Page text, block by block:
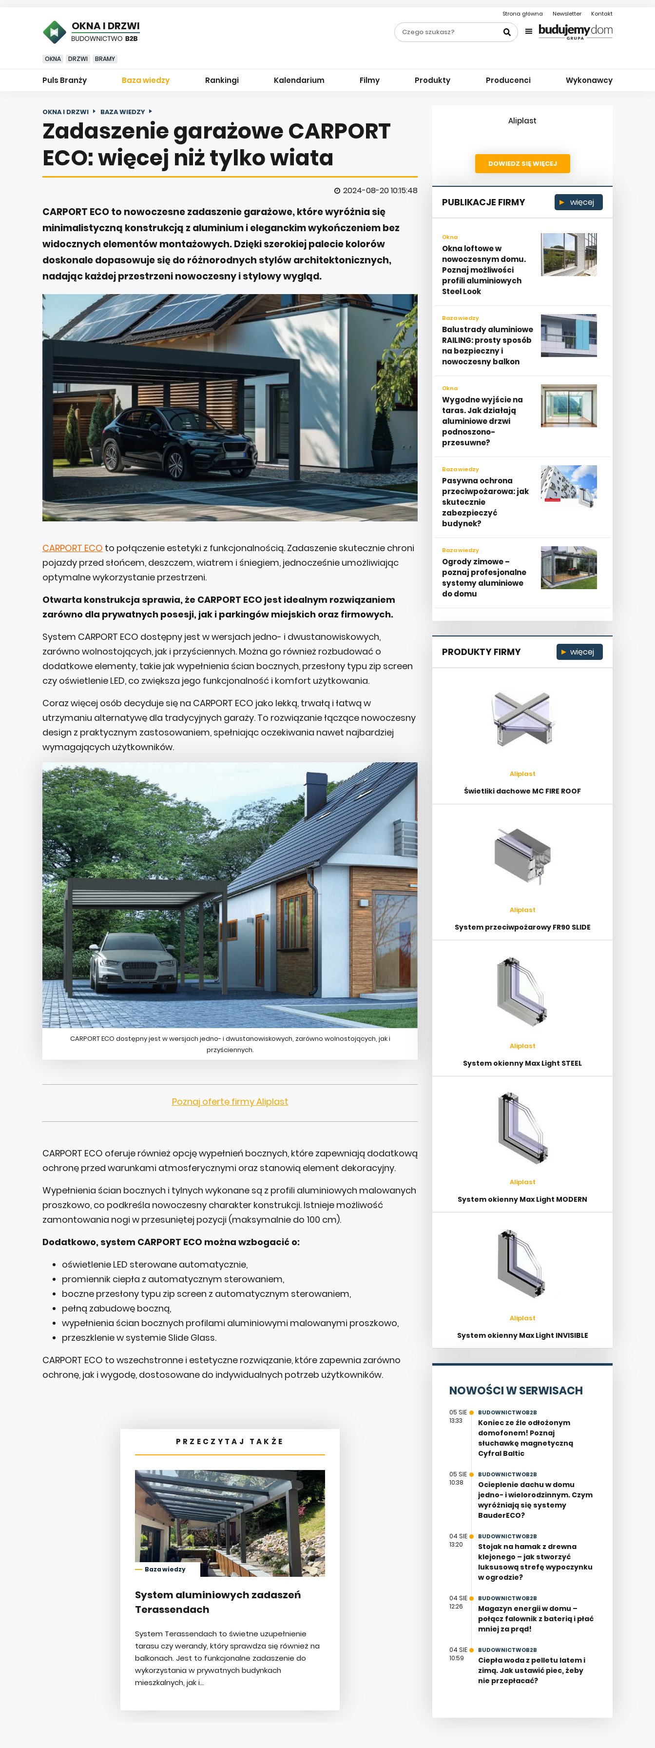
Strona główna Newsletter Kontakt
OKNA I DRZWI
OKNA DRZWI BRAMY
Puls Branży Baza wiedzy Rankingi Kalendarium Filmy Produkty Producenci Wykonawcy
OKNA I DRZWI BAZA WIEDZY
Zadaszenie garażowe CARPORT
ECO: więcej niż tylko wiata
2024-08-20 10:15:48
CARPORT ECO to nowoczesne zadaszenie garażowe, które wyróżnia się
minimalistyczną konstrukcją z aluminium i eleganckim wykończeniem bez
widocznych elementów montażowych. Dzięki szerokiej palecie kolorów
doskonale dopasowuje się do różnorodnych stylów architektonicznych,
nadając każdej przestrzeni nowoczesny i stylowy wygląd.
CARPORT ECO to połączenie estetyki z funkcjonalnością. Zadaszenie skutecznie chroni
pojazdy przed słońcem, deszczem, wiatrem i śniegiem, jednocześnie umożliwiając
optymalne wykorzystanie przestrzeni.
Otwarta konstrukcja sprawia, że CARPORT ECO jest idealnym rozwiązaniem
zarówno dla prywatnych posesji, jak i parkingów miejskich oraz firmowych.
System CARPORT ECO dostępny jest w wersjach jedno- i dwustanowiskowych,
zarówno wolnostojących, jak i przyściennych. Można go również rozbudować o
dodatkowe elementy, takie jak wypełnienia ścian bocznych, przesłony typu zip screen
czy oświetlenie LED, co zwiększa jego funkcjonalność i komfort użytkowania.
Coraz więcej osób decyduje się na CARPORT ECO jako lekką, trwałą i łatwą w
utrzymaniu alternatywę dla tradycyjnych garaży. To rozwiązanie łączące nowoczesny
design z praktycznym zastosowaniem, spełniając oczekiwania nawet najbardziej
wymagających użytkowników.
CARPORT ECO dostępny jest w wersjach jedno- i dwustanowiskowych, zarówno wolnostojących, jak i
przyściennych.
Poznaj ofertę firmy Aliplast
CARPORT ECO oferuje również opcję wypełnień bocznych, które zapewniają dodatkową
ochronę przed warunkami atmosferycznymi oraz stanowią element dekoracyjny.
Wypełnienia ścian bocznych i tylnych wykonane są z profili aluminiowych malowanych
proszkowo, co podkreśla nowoczesny charakter konstrukcji. Istnieje możliwość
zamontowania nogi w przesuniętej pozycji (maksymalnie do 100 cm).
Dodatkowo, system CARPORT ECO można wzbogacić o:
oświetlenie LED sterowane automatycznie,
promiennik ciepła z automatycznym sterowaniem,
boczne przesłony typu zip screen z automatycznym sterowaniem,
pełną zabudowę boczną,
wypełnienia ścian bocznych profilami aluminiowymi malowanymi proszkowo,
przeszklenie w systemie Slide Glass.
CARPORT ECO to wszechstronne i estetyczne rozwiązanie, które zapewnia zarówno
ochronę, jak i wygodę, dostosowane do indywidualnych potrzeb użytkowników.
Aliplast
DOWIEDZ SIĘ WIĘCEJ
PUBLIKACJE FIRMY więcej
Okna
Okna loftowe w
nowoczesnym domu.
Poznaj możliwości
profili aluminiowych
Steel Look
Baza wiedzy
Balustrady aluminiowe
RAILING: prosty sposób
na bezpieczny i
nowoczesny balkon
Okna
Wygodne wyjście na
taras. Jak działają
aluminiowe drzwi
podnoszono-
przesuwne?
Baza wiedzy
Pasywna ochrona
przeciwpożarowa: jak
skutecznie
zabezpieczyć
budynek?
Baza wiedzy
Ogrody zimowe –
poznaj profesjonalne
systemy aluminiowe
do domu
PRODUKTY FIRMY więcej
Aliplast
Świetliki dachowe MC FIRE ROOF
Aliplast
System przeciwpożarowy FR90 SLIDE
Aliplast
System okienny Max Light STEEL
Aliplast
System okienny Max Light MODERN
Aliplast
System okienny Max Light INVISIBLE
NOWOŚCI W SERWISACH
05 SIE
13:33
BUDOWNICTWOB2B
Koniec ze źle odłożonym
domofonem! Poznaj
słuchawkę magnetyczną
Cyfral Baltic
05 SIE
10:38
BUDOWNICTWOB2B
Ocieplenie dachu w domu
jedno- i wielorodzinnym. Czym
wyróżniają się systemy
BauderECO?
04 SIE
13:20
BUDOWNICTWOB2B
Stojak na hamak z drewna
klejonego – jak stworzyć
luksusową strefę wypoczynku
w ogrodzie?
04 SIE
12:26
BUDOWNICTWOB2B
Magazyn energii w domu –
połącz falownik z baterią i płać
mniej za prąd!
04 SIE
10:59
BUDOWNICTWOB2B
Ciepła woda z pelletu latem i
zimą. Jak ustawić piec, żeby
nie przepłacać?